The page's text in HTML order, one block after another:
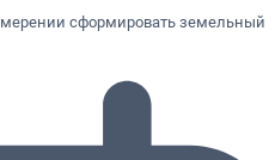
сформировать земельный